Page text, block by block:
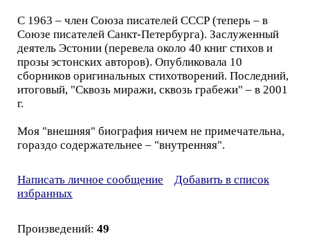
С 1963 – член Союза писателей СССР (теперь – в
Союзе писателей Санкт-Петербурга). Заслуженный
деятель Эстонии (перевела около 40 книг стихов и
прозы эстонских авторов). Опубликовала 10
сборников оригинальных стихотворений. Последний,
итоговый, "Сквозь миражи, сквозь грабежи" – в 2001
г.
Моя "внешняя" биография ничем не примечательна,
гораздо содержательнее – "внутренняя".
Написать личное сообщение
Добавить в список
избранных
Произведений: 49